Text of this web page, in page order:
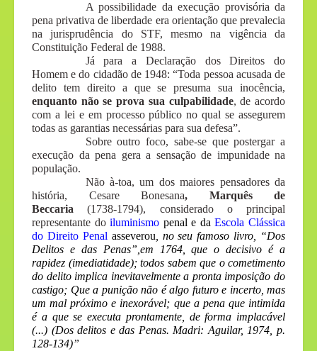
A possibilidade da execução provisória da
pena privativa de liberdade era orientação que prevalecia
na jurisprudência do STF, mesmo na vigência da
Constituição Federal de 1988.
Já para a Declaração dos Direitos do
Homem e do cidadão de 1948: “Toda pessoa acusada de
delito tem direito a que se presuma sua inocência,
enquanto não se prova sua culpabilidade, de acordo
com a lei e em processo público no qual se assegurem
todas as garantias necessárias para sua defesa”.
Sobre outro foco, sabe-se que postergar a
execução da pena gera a sensação de impunidade na
população.
Não à-toa, um dos maiores pensadores da
história, Cesare Bonesana, Marquês de
Beccaria(1738-1794), considerado o principal
representante doiluminismo penal e daEscola Clássica
do Direito Penal asseverou , no seu famoso livro, “Dos
Delitos e das Penas”,em 1764, que o decisivo é a
rapidez (imediatidade); todos sabem que o cometimento
do delito implica inevitavelmente a pronta imposição do
castigo; Que a punição não é algo futuro e incerto, mas
um mal próximo e inexorável; que a pena que intimida
é a que se executa prontamente, de forma implacável
(...) (Dos delitos e das Penas. Madri: Aguilar, 1974, p.
128-134)”